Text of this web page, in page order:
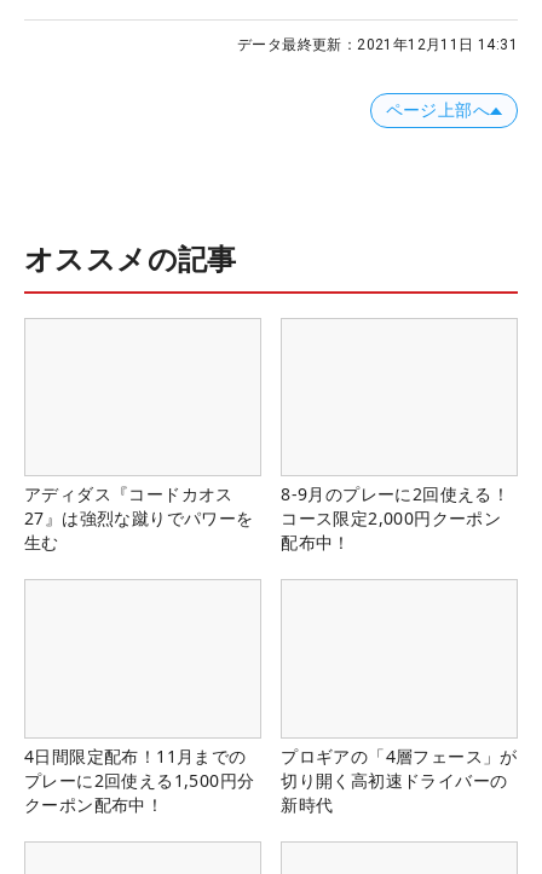
データ最終更新：2021年12月11日 14:31
ページ上部へ
オススメの記事
アディダス『コードカオス
27』は強烈な蹴りでパワーを
生む
8-9月のプレーに2回使える！
コース限定2,000円クーポン
配布中！
4日間限定配布！11月までの
プレーに2回使える1,500円分
クーポン配布中！
プロギアの「4層フェース」が
切り開く高初速ドライバーの
新時代